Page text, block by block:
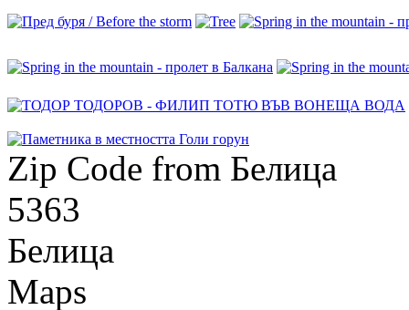
Zip Code from Белица
5363
Белица
Maps